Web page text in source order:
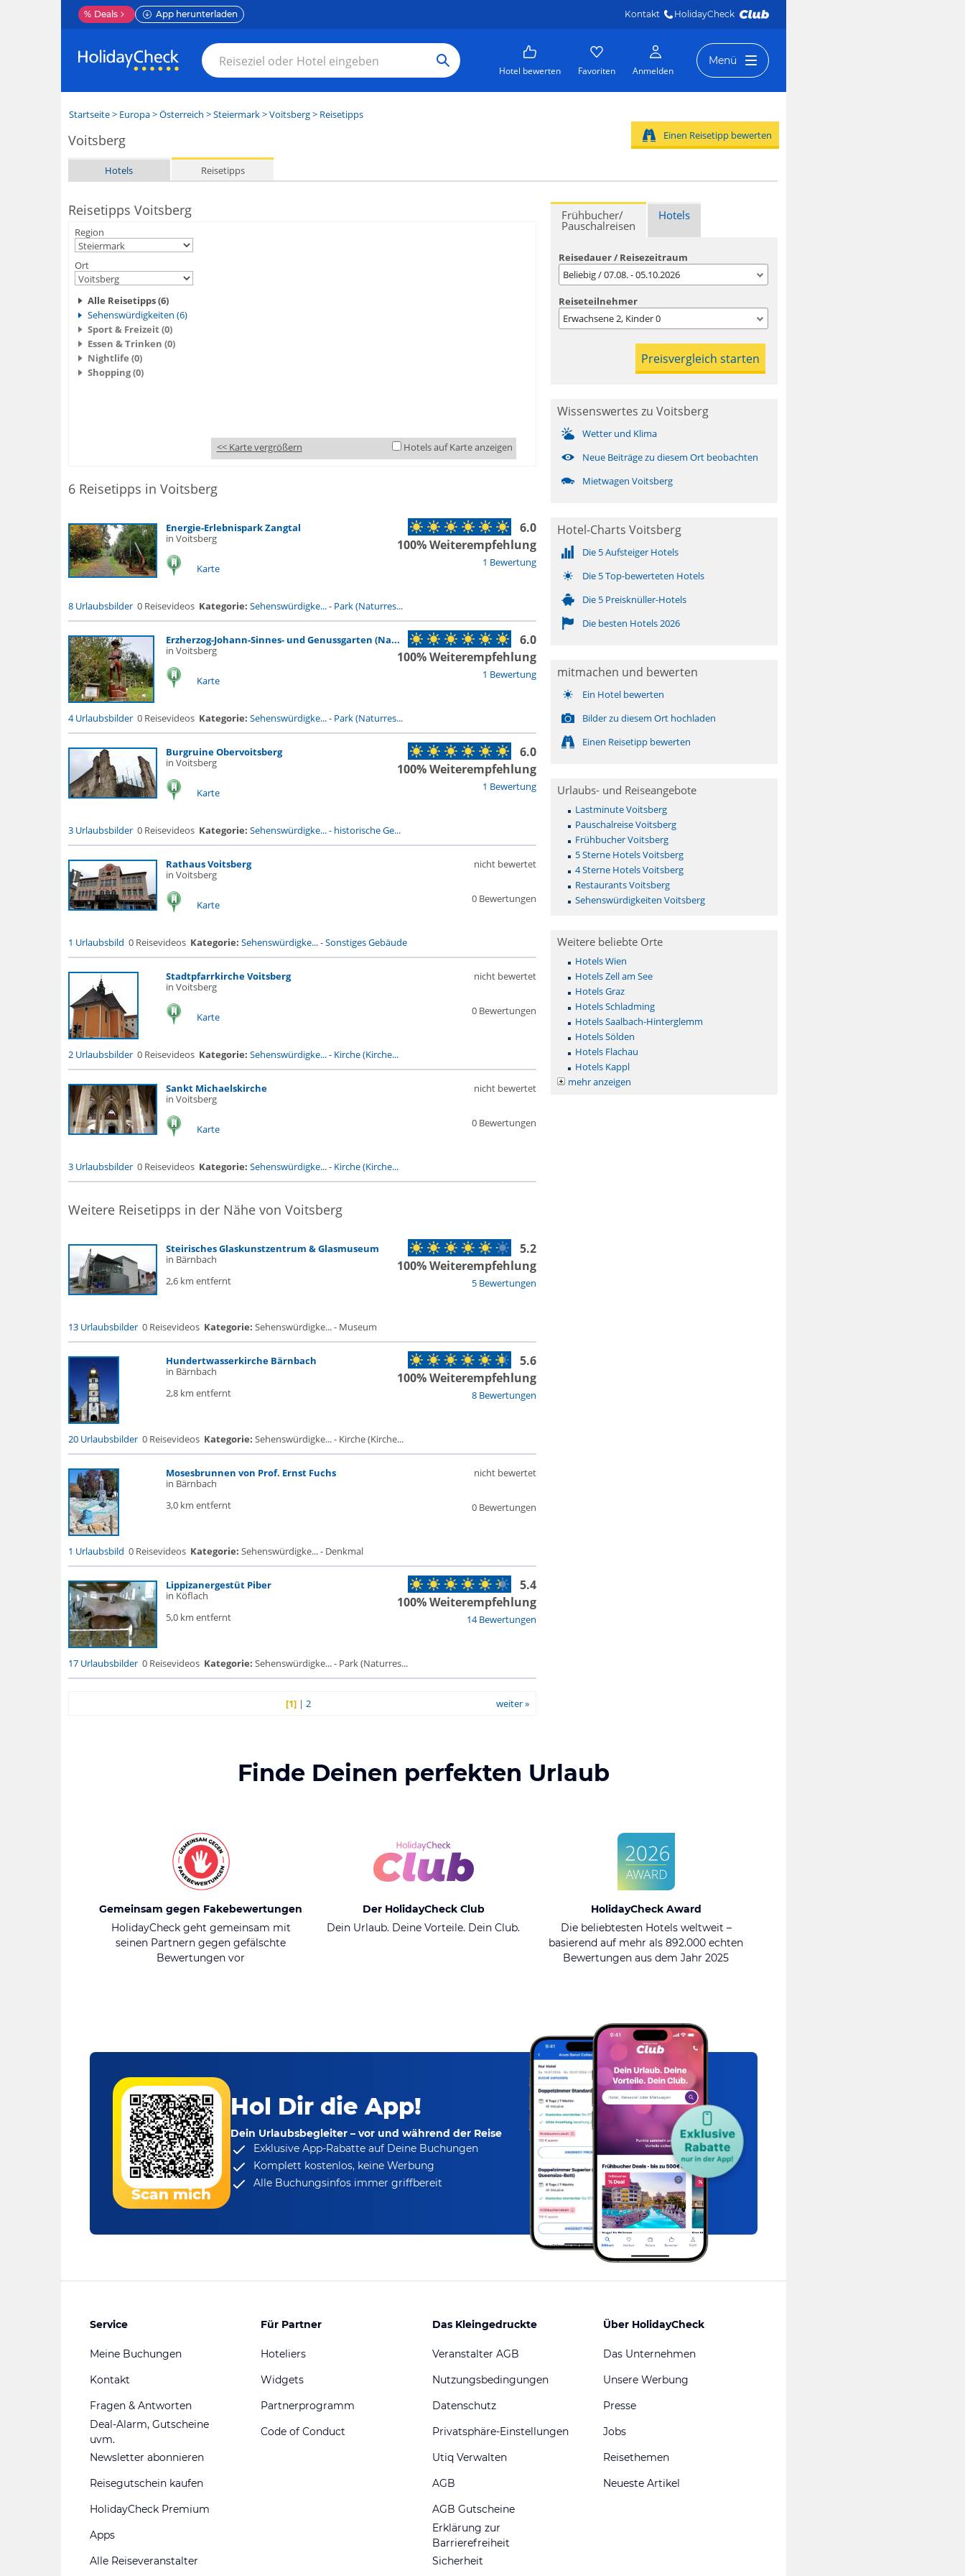
% Deals App herunterladen Kontakt HolidayCheck
Hotel bewerten Favoriten Anmelden
Menü
Startseite> Europa>Österreich >Steiermark>Voitsberg> Reisetipps
Voitsberg
Hotels Reisetipps
Einen Reisetipp bewerten
Reisetipps Voitsberg
Region
Ort
Alle Reisetipps (6)
Sehenswürdigkeiten (6)
Sport & Freizeit (0)
Essen & Trinken (0)
Nightlife (0)
Shopping (0)
<< Karte vergrößern Hotels auf Karte anzeigen
6 Reisetipps in Voitsberg
Energie-Erlebnispark Zangtal
in Voitsberg
Karte 1 Bewertung
6.0
100% Weiterempfehlung
8 Urlaubsbilder 0 Reisevideos Kategorie: Sehenswürdigke...- Park (Naturres...
Erzherzog-Johann-Sinnes- und Genussgarten (Na...
in Voitsberg
Karte 1 Bewertung
6.0
100% Weiterempfehlung
4 Urlaubsbilder 0 Reisevideos Kategorie: Sehenswürdigke...- Park (Naturres...
Burgruine Obervoitsberg
in Voitsberg
Karte 1 Bewertung
6.0
100% Weiterempfehlung
3 Urlaubsbilder 0 Reisevideos Kategorie: Sehenswürdigke...- historische Ge...
Rathaus Voitsberg
in Voitsberg
Karte 0 Bewertungen
nicht bewertet
1 Urlaubsbild 0 Reisevideos Kategorie: Sehenswürdigke...-Sonstiges Gebäude
Stadtpfarrkirche Voitsberg
in Voitsberg
Karte 0 Bewertungen
nicht bewertet
2 Urlaubsbilder 0 Reisevideos Kategorie: Sehenswürdigke...- Kirche (Kirche...
Sankt Michaelskirche
in Voitsberg
Karte 0 Bewertungen
nicht bewertet
3 Urlaubsbilder 0 Reisevideos Kategorie: Sehenswürdigke...- Kirche (Kirche...
Weitere Reisetipps in der Nähe von Voitsberg
Steirisches Glaskunstzentrum & Glasmuseum
in Bärnbach
2,6 km entfernt
5 Bewertungen
5.2
100% Weiterempfehlung
13 Urlaubsbilder 0 Reisevideos Kategorie: Sehenswürdigke... - Museum
Hundertwasserkirche Bärnbach
in Bärnbach
2,8 km entfernt
8 Bewertungen
5.6
100% Weiterempfehlung
20 Urlaubsbilder 0 Reisevideos Kategorie: Sehenswürdigke... - Kirche (Kirche...
Mosesbrunnen von Prof. Ernst Fuchs
in Bärnbach
3,0 km entfernt
0 Bewertungen
nicht bewertet
1 Urlaubsbild 0 Reisevideos Kategorie: Sehenswürdigke... - Denkmal
Lippizanergestüt Piber
in Köflach
5,0 km entfernt
14 Bewertungen
5.4
100% Weiterempfehlung
17 Urlaubsbilder 0 Reisevideos Kategorie: Sehenswürdigke... - Park (Naturres...
[1]| 2 weiter »
Frühbucher/
Pauschalreisen
Hotels
Reisedauer / Reisezeitraum
Beliebig / 07.08. - 05.10.2026
Reiseteilnehmer
Erwachsene2, Kinder0
Wissenswertes zu Voitsberg
Wetter und Klima
Neue Beiträge zu diesem Ort beobachten
Mietwagen Voitsberg
Hotel-Charts Voitsberg
Die 5 Aufsteiger Hotels
Die 5 Top-bewerteten Hotels
Die 5 Preisknüller-Hotels
Die besten Hotels 2026
mitmachen und bewerten
Ein Hotel bewerten
Bilder zu diesem Ort hochladen
Einen Reisetipp bewerten
Urlaubs- und Reiseangebote
Lastminute Voitsberg
Pauschalreise Voitsberg
Frühbucher Voitsberg
5 Sterne Hotels Voitsberg
4 Sterne Hotels Voitsberg
Restaurants Voitsberg
Sehenswürdigkeiten Voitsberg
Weitere beliebte Orte
Hotels Wien
Hotels Zell am See
Hotels Graz
Hotels Schladming
Hotels Saalbach-Hinterglemm
Hotels Sölden
Hotels Flachau
Hotels Kappl
mehr anzeigen
Finde Deinen perfekten Urlaub
Gemeinsam gegen Fakebewertungen
HolidayCheck geht gemeinsam mit
seinen Partnern gegen gefälschte
Bewertungen vor
Der HolidayCheck Club
Dein Urlaub. Deine Vorteile. Dein Club.
HolidayCheck Award
Die beliebtesten Hotels weltweit –
basierend auf mehr als 892.000 echten
Bewertungen aus dem Jahr 2025
Scan mich
Hol Dir die App!
Dein Urlaubsbegleiter – vor und während der Reise
Exklusive App-Rabatteauf Deine Buchungen
Komplett kostenlos, keine Werbung
Alle Buchungsinfos immer griffbereit
Service
Meine Buchungen
Kontakt
Fragen & Antworten
Deal-Alarm, Gutscheine
uvm.
Newsletter abonnieren
Reisegutschein kaufen
HolidayCheck Premium
Apps
Alle Reiseveranstalter
Für Partner
Hoteliers
Widgets
Partnerprogramm
Code of Conduct
Das Kleingedruckte
Veranstalter AGB
Nutzungsbedingungen
Datenschutz
Privatsphäre-Einstellungen
Utiq Verwalten
AGB
AGB Gutscheine
Erklärung zur
Barrierefreiheit
Sicherheit
Über HolidayCheck
Das Unternehmen
Unsere Werbung
Presse
Jobs
Reisethemen
Neueste Artikel